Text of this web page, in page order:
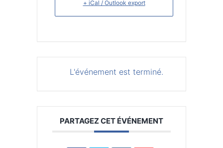
+ iCal / Outlook export
L'événement est terminé.
PARTAGEZ CET ÉVÉNEMENT